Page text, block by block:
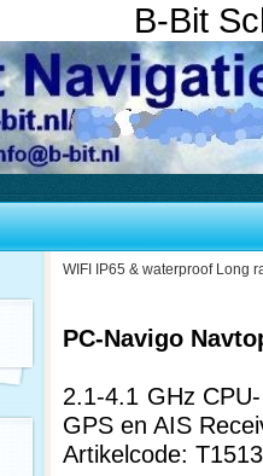
B-Bit
WIFI IP65 & waterproof Long
PC-Navigo
2.1-4.1 GHz
GPS en AIS
Artikelcode: